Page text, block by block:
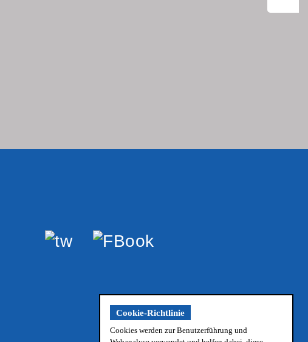
Cookie-Richtlinie
Cookies werden zur Benutzerführung und